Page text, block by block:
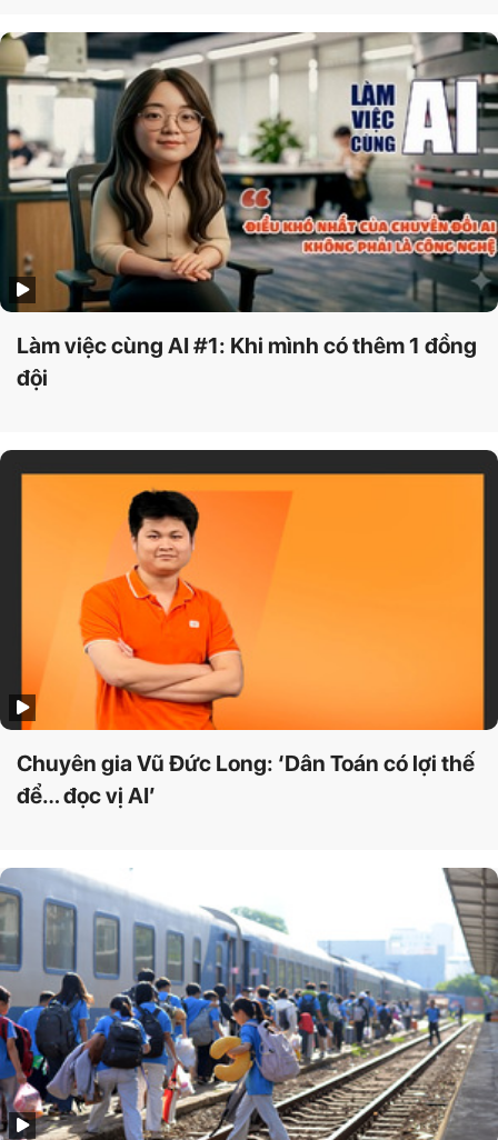
Làm việc cùng AI #1: Khi mình có thêm 1 đồng
đội
Chuyên gia Vũ Đức Long: ‘Dân Toán có lợi thế
để… đọc vị AI’